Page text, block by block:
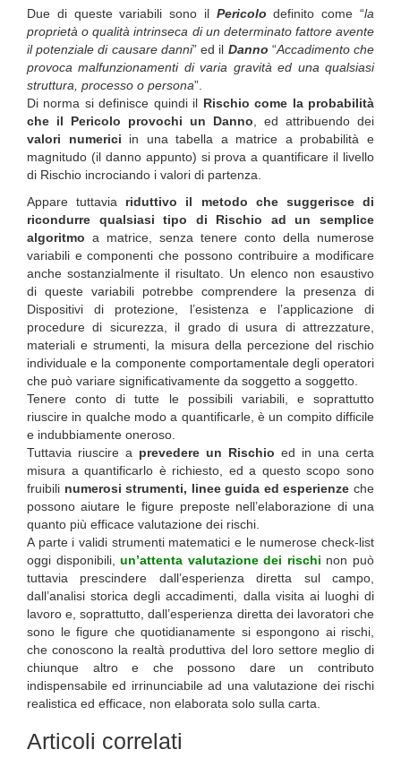
Due di queste variabili sono il Pericolo definito come “la
proprietà o qualità intrinseca di un determinato fattore avente
il potenziale di causare danni” ed il Danno “Accadimento che
provoca malfunzionamenti di varia gravità ed una qualsiasi
struttura, processo o persona”.
Di norma si definisce quindi il Rischio come la probabilità
che il Pericolo provochi un Danno , ed attribuendo dei
valori numerici in una tabella a matrice a probabilità e
magnitudo (il danno appunto) si prova a quantificare il livello
di Rischio incrociando i valori di partenza.
Appare tuttavia riduttivo il metodo che suggerisce di
ricondurre qualsiasi tipo di Rischio ad un semplice
algoritmo a matrice, senza tenere conto della numerose
variabili e componenti che possono contribuire a modificare
anche sostanzialmente il risultato. Un elenco non esaustivo
di queste variabili potrebbe comprendere la presenza di
Dispositivi di protezione, l’esistenza e l’applicazione di
procedure di sicurezza, il grado di usura di attrezzature,
materiali e strumenti, la misura della percezione del rischio
individuale e la componente comportamentale degli operatori
che può variare significativamente da soggetto a soggetto.
Tenere conto di tutte le possibili variabili, e soprattutto
riuscire in qualche modo a quantificarle, è un compito difficile
e indubbiamente oneroso.
Tuttavia riuscire a prevedere un Rischio ed in una certa
misura a quantificarlo è richiesto, ed a questo scopo sono
fruibili numerosi strumenti, linee guida ed esperienze che
possono aiutare le figure preposte nell’elaborazione di una
quanto più efficace valutazione dei rischi.
A parte i validi strumenti matematici e le numerose check-list
oggi disponibili,un’attenta valutazione dei rischi non può
tuttavia prescindere dall’esperienza diretta sul campo,
dall’analisi storica degli accadimenti, dalla visita ai luoghi di
lavoro e, soprattutto, dall’esperienza diretta dei lavoratori che
sono le figure che quotidianamente si espongono ai rischi,
che conoscono la realtà produttiva del loro settore meglio di
chiunque altro e che possono dare un contributo
indispensabile ed irrinunciabile ad una valutazione dei rischi
realistica ed efficace, non elaborata solo sulla carta.
Articoli correlati